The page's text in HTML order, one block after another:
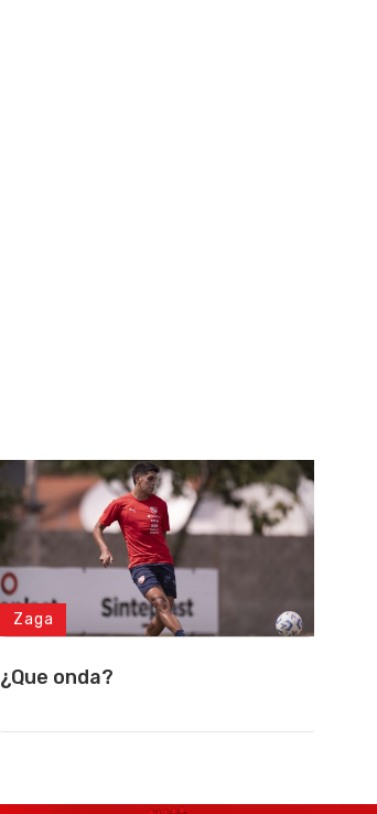
Zaga
¿Que onda?